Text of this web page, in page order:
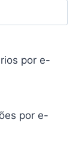
por e-
por e-